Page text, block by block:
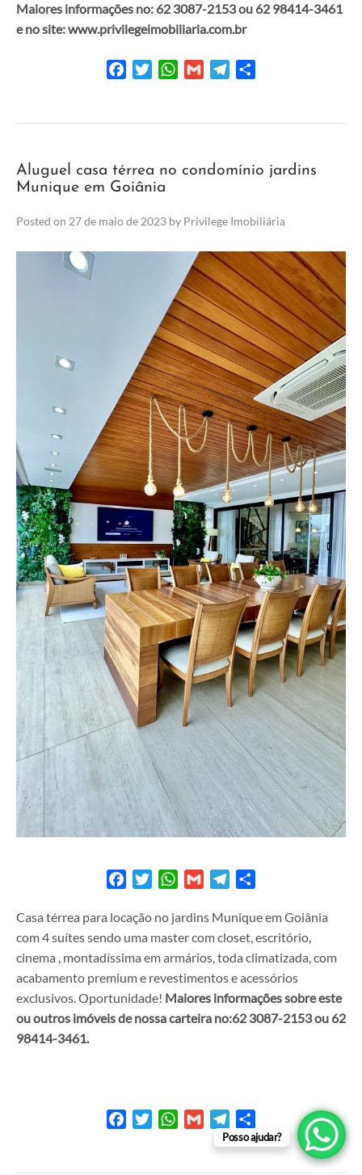
Maiores informações no: 62 3087-2153 ou 62 98414-3461
e no site: www.privilegeimobiliaria.com.br
FacebookTwitterWhatsApp
Gmail Telegram
Aluguel casa térrea no condomínio jardins
Munique em Goiânia
Posted on 27 de maio de 2023 by Privilege Imobiliária
FacebookTwitterWhatsApp
Gmail Telegram
Casa térrea para locação no jardins Munique em Goiânia
com 4 suítes sendo uma master com closet, escritório,
cinema , montadíssima em armários, toda climatizada, com
acabamento premium e revestimentos e acessórios
exclusivos. Oportunidade! Maiores informações sobre este
ou outros imóveis de nossa carteira no:62 3087-2153 ou 62
98414-3461.
FacebookTwitterWhatsApp
Gmail Telegram
Posso ajudar?